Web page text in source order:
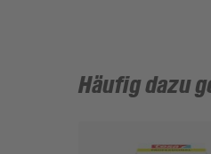
Häufig dazu